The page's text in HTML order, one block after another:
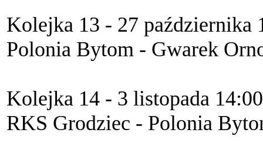
Kolejka 13 - 27 października
Polonia Bytom - Gwarek
Kolejka 14 - 3 listopada 14:00
RKS Grodziec - Polonia